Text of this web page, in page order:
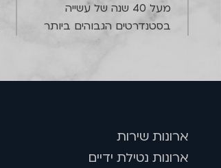
מעל 40 שנה של עשייה
בסטנדרטים הגבוהים ביותר
ארונות שירות
ארונות נטילת ידיים